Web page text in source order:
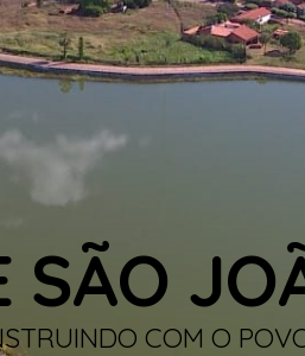
SÃO
COM O